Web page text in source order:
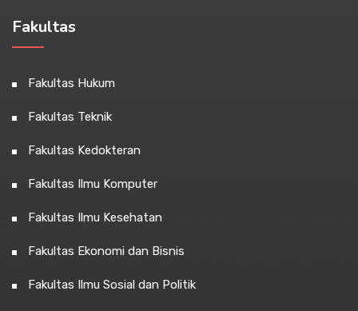
Fakultas
Fakultas Hukum
Fakultas Teknik
Fakultas Kedokteran
Fakultas Ilmu Komputer
Fakultas Ilmu Kesehatan
Fakultas Ekonomi dan Bisnis
Fakultas Ilmu Sosial dan Politik